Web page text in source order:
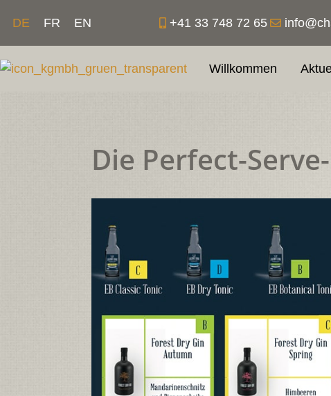
Inhalt
springen
DE FR EN +41 33 748 72 65
Willkommen
Die Perfect-